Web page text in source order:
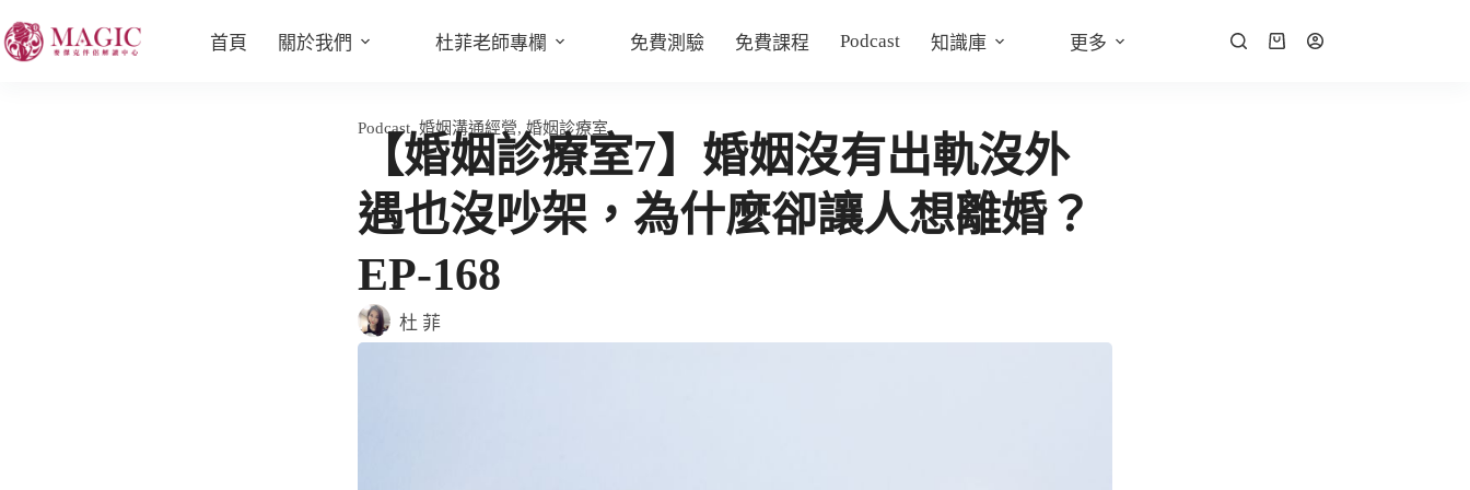
首頁 關於我們 杜菲老師專欄 免費測驗 免費課程 Podcast 知識庫 更多
Podcast,婚姻溝通經營,婚姻診療室
【婚姻診療室7】婚姻沒有出軌沒外
遇也沒吵架，為什麼卻讓人想離婚？
EP-168
杜 菲